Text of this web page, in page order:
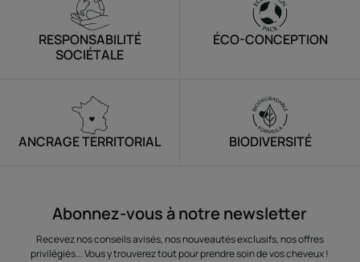
RESPONSABILITÉ
SOCIÉTALE
ÉCO-CONCEPTION
ANCRAGE TERRITORIAL BIODIVERSITÉ
Abonnez-vous à notre newsletter
Recevez nos conseils avisés, nos nouveautés exclusifs, nos offres
privilégiés... Vous y trouverez tout pour prendre soin de vos cheveux !